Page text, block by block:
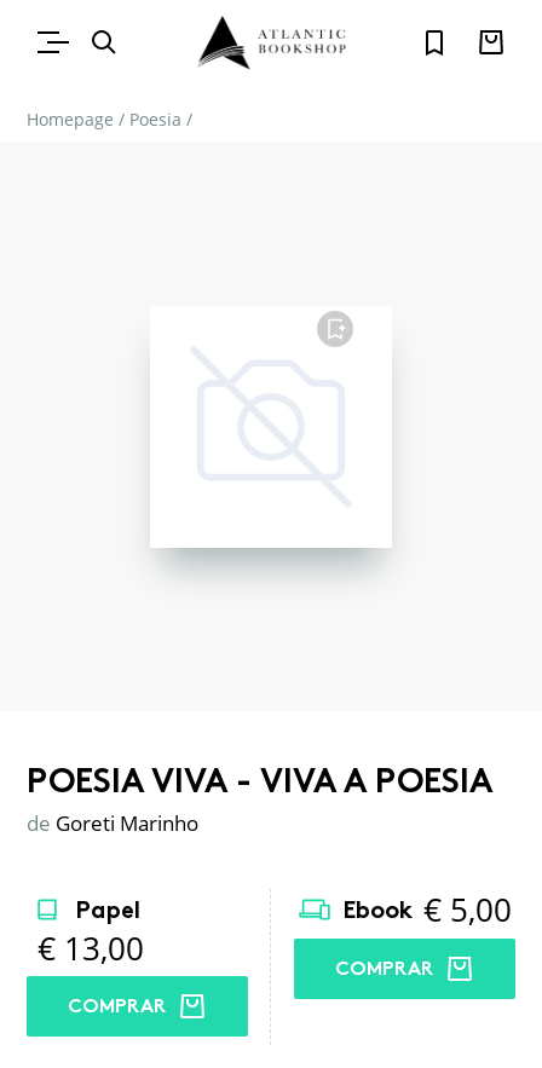
Homepage / Poesia /
FAVORITO
POESIA VIVA - VIVA A POESIA
de Goreti Marinho
Papel
€ 13,00
COMPRAR
Ebook € 5,00
COMPRAR